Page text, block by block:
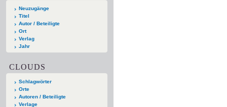
Neuzugänge
Titel
Autor / Beteiligte
Ort
Verlag
Jahr
CLOUDS
Schlagwörter
Orte
Autoren / Beteiligte
Verlage